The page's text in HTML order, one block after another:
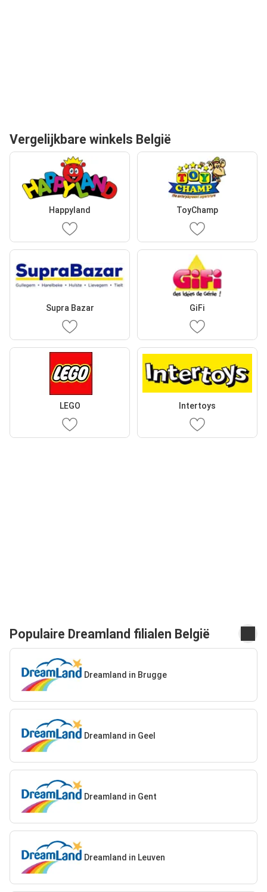
Vergelijkbare winkels België
Happyland ToyChamp
Supra Bazar GiFi
LEGO Intertoys
Populaire Dreamland filialen België
Dreamland in Brugge
Dreamland in Geel
Dreamland in Gent
Dreamland in Leuven